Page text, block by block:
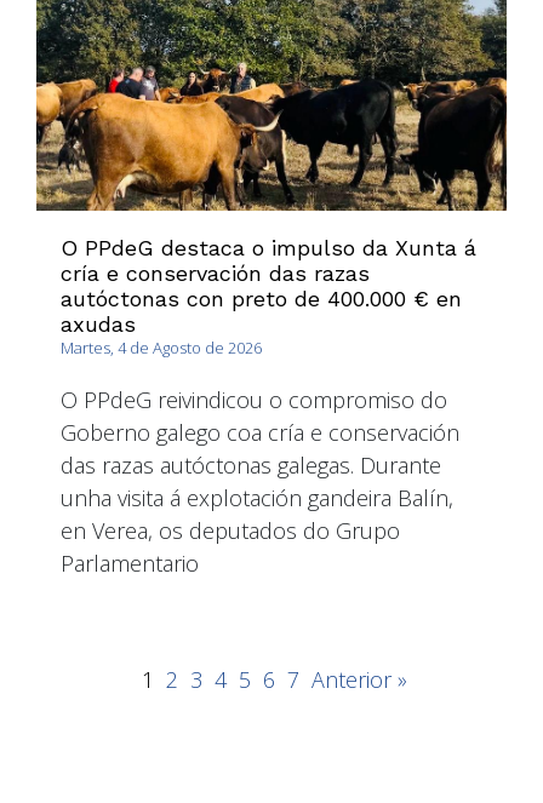
O PPdeG destaca o impulso da Xunta á
cría e conservación das razas
autóctonas con preto de 400.000 € en
axudas
Martes, 4 de Agosto de 2026
O PPdeG reivindicou o compromiso do
Goberno galego coa cría e conservación
das razas autóctonas galegas. Durante
unha visita á explotación gandeira Balín,
en Verea, os deputados do Grupo
Parlamentario
1 2 3 4 5 6 7 Anterior »